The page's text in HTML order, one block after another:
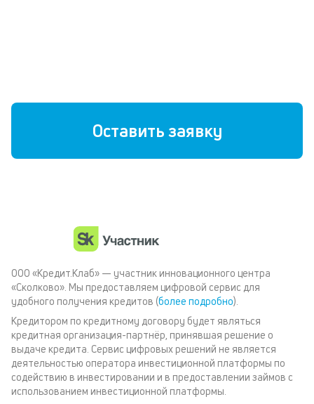
Оставить заявку
ООО «Кредит.Клаб» — участник инновационного центра
«Сколково». Мы предоставляем цифровой сервис для
удобного получения кредитов (более подробно).
Кредитором по кредитному договору будет являться
кредитная организация-партнёр, принявшая решение о
выдаче кредита. Сервис цифровых решений не является
деятельностью оператора инвестиционной платформы по
содействию в инвестировании и в предоставлении займов с
использованием инвестиционной платформы.